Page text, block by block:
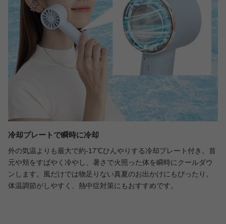
冷却プレートで瞬時に冷却
外の気温よりも最大で約-17℃ひんやりする冷却プレート付き。首
元や頬をすばやく冷やし、暑さで火照った体を瞬時にクールダウ
ンします。風だけでは物足りない真夏のお出かけにもぴったり。
体温調節がしやすく、熱中症対策にもおすすめです。